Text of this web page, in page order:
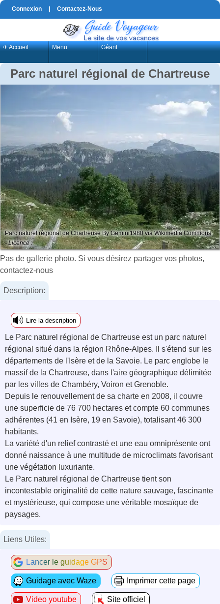
Connexion Contactez-Nous
✈ Accueil Menu Géant
Parc naturel régional de Chartreuse
Parc naturel régional de Chartreuse By Gemini1980 via Wikimedia Commons
- Licence :
Pas de gallerie photo. Si vous désirez partager vos photos,
contactez-nous
Description:
Lire la description
Le Parc naturel régional de Chartreuse est un parc naturel
régional situé dans la région Rhône-Alpes. Il s'étend sur les
départements de l'Isère et de la Savoie. Le parc englobe le
massif de la Chartreuse, dans l'aire géographique délimitée
par les villes de Chambéry, Voiron et Grenoble.
Depuis le renouvellement de sa charte en 2008, il couvre
une superficie de 76 700 hectares et compte 60 communes
adhérentes (41 en Isère, 19 en Savoie), totalisant 46 300
habitants.
La variété d'un relief contrasté et une eau omniprésente ont
donné naissance à une multitude de microclimats favorisant
une végétation luxuriante.
Le Parc naturel régional de Chartreuse tient son
incontestable originalité de cette nature sauvage, fascinante
et mystérieuse, qui compose une véritable mosaïque de
paysages.
Liens Utiles:
Lancer le guidage GPS
Guidage avec Waze Imprimer cette page
Video youtube Site officiel